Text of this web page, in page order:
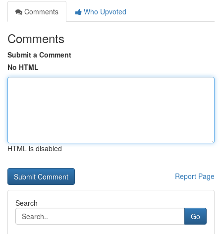
Comments
Who Upvoted
Comments
Submit a Comment
No HTML
HTML is disabled
Report Page
Search
Go